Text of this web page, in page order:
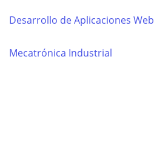
Desarrollo de Aplicaciones Web
Mecatrónica Industrial